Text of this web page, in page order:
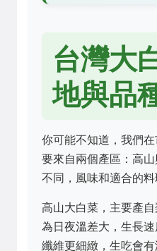
台灣大
地與品
你可能不知道，我們
要來自兩個產區：高
不同，風味和適合的料
高山大白菜，主要產
為日夜溫差大，生長速
纖維更細緻，生吃會